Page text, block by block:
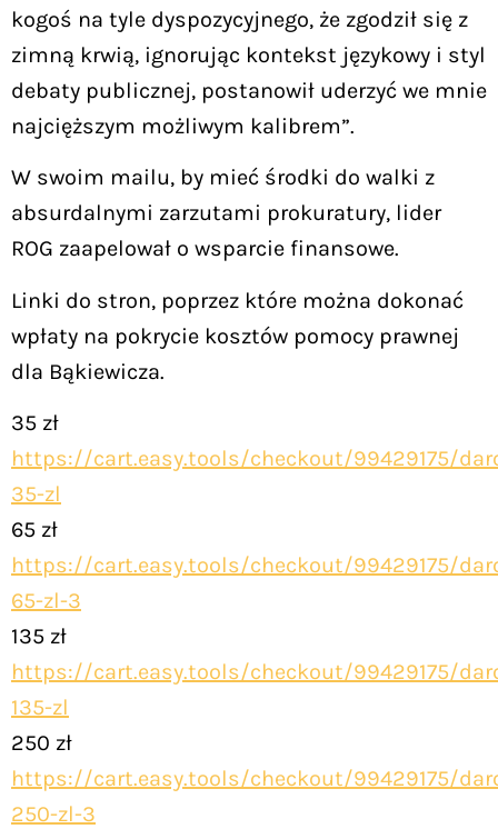
kogoś na tyle dyspozycyjnego, że zgodził się z
zimną krwią, ignorując kontekst językowy i styl
debaty publicznej, postanowił uderzyć we mnie
najcięższym możliwym kalibrem”.
W swoim mailu, by mieć środki do walki z
absurdalnymi zarzutami prokuratury, lider
ROG zaapelował o wsparcie finansowe.
Linki do stron, poprzez które można dokonać
wpłaty na pokrycie kosztów pomocy prawnej
dla Bąkiewicza.
35 zł
https://cart.easy.tools/checkout/99429175/
35-zl
65 zł
https://cart.easy.tools/checkout/99429175/
65-zl-3
135 zł
https://cart.easy.tools/checkout/99429175/
135-zl
250 zł
https://cart.easy.tools/checkout/99429175/
250-zl-3